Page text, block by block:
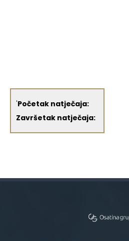
'Početak natječaja:
Završetak natječaja: